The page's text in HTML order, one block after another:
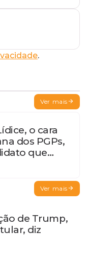
.
Ver mais
o cara
dos PGPs,
que
Ver mais
de Trump,
diz